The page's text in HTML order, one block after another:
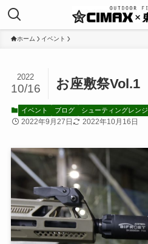
ホーム イベント
お座敷祭Vol.1
2022
10/16
イベント ブログ シューティングレンジ
2022年9月27日 2022年10月16日